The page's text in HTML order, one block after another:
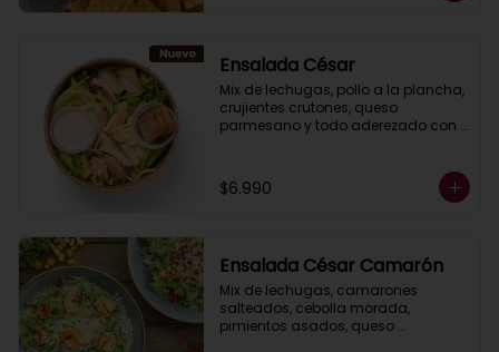
Ensalada César
Mix de lechugas, pollo a la plancha,
crujientes crutones, queso
parmesano y todo aderezado con
$6.990
Ensalada César Camarón
Mix de lechugas, camarones
salteados, cebolla morada,
pimientos asados, queso